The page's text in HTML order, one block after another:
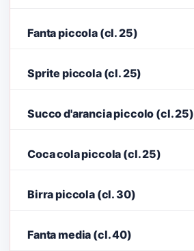
Fanta piccola (cl. 25)
Sprite piccola (cl. 25)
Succo d'arancia piccolo (cl. 25)
Coca cola piccola (cl. 25)
Birra piccola (cl. 30)
Fanta media (cl. 40)